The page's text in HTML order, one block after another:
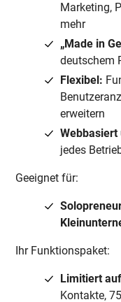
Marketing,
mehr
„Made in
deutschem
Flexibel:
erweitern
Webbasiert
jedes
Geeignet für:
Ihr Funktionspaket:
Limitiert
Kontakte,